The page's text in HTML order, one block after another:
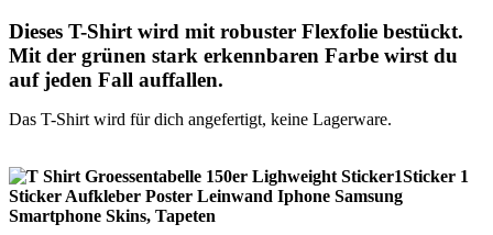
Dieses T-Shirt wird mit robuster Flexfolie bestückt.
Mit der grünen stark erkennbaren Farbe wirst du
auf jeden Fall auffallen.
Das T-Shirt wird für dich angefertigt, keine Lagerware.